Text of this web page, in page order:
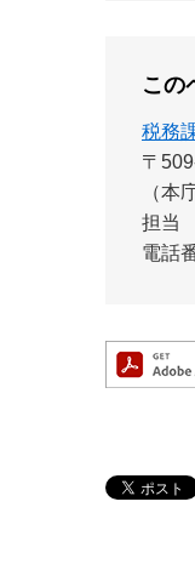
この
税務
〒
（本
担当
電話